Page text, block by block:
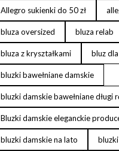
Allegro sukienki do 50 zł
bluza oversized bluza relab
bluza z kryształkami bluz
bluzki bawełniane damskie
bluzki damskie bawełniane długi
Bluzki damskie eleganckie
bluzki damskie na lato